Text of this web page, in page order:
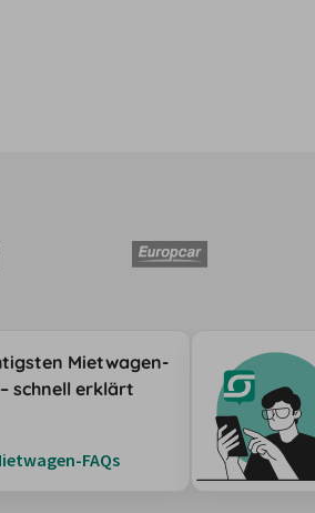
Mietwagen-
schnell erklärt
FAQs